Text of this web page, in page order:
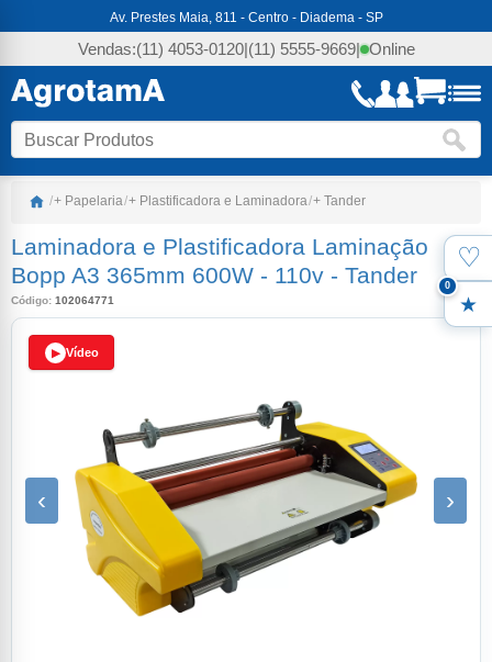
Av. Prestes Maia, 811 - Centro - Diadema - SP
Vendas:(11) 4053-0120|(11) 5555-9669| Online
/+ Papelaria/+ Plastificadora e Laminadora/+ Tander
Laminadora e Plastificadora Laminação
Bopp A3 365mm 600W - 110v - Tander
Código: 102064771
♡
0
▶ Vídeo
‹ ›